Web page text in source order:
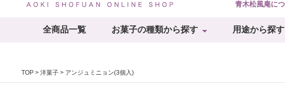
青木松風庵に
全商品一覧 お菓子の種類から探す 用途から探す
TOP 洋菓子 アンジュミニョン(3個入)